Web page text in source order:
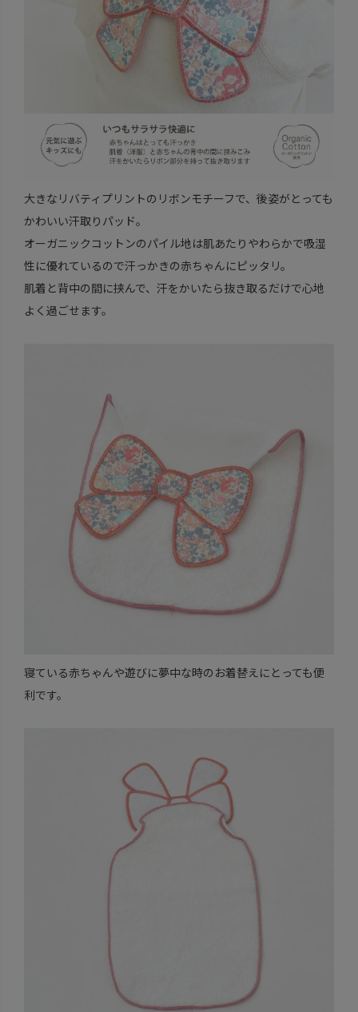
大きなリバティプリントのリボンモチーフで、後姿がとっても
かわいい汗取りパッド。
オーガニックコットンのパイル地は肌あたりやわらかで吸湿
性に優れているので汗っかきの赤ちゃんにピッタリ。
肌着と背中の間に挟んで、汗をかいたら抜き取るだけで心地
よく過ごせます。
寝ている赤ちゃんや遊びに夢中な時のお着替えにとっても便
利です。